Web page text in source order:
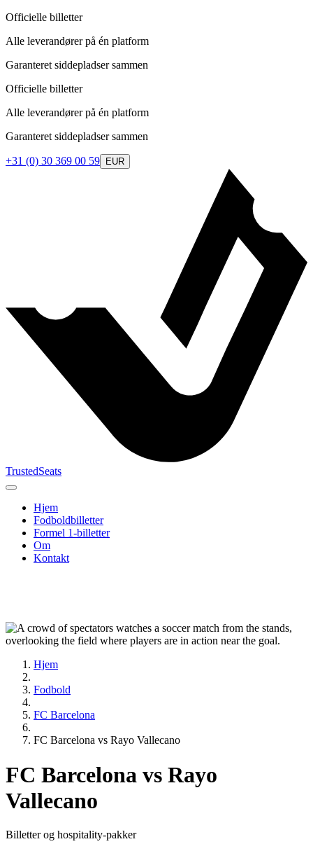
Officielle billetter
Alle leverandører på én platform
Garanteret siddepladser sammen
Officielle billetter
Alle leverandører på én platform
Garanteret siddepladser sammen
+31 (0) 30 369 00 59 EUR
TrustedSeats
Hjem
Fodboldbilletter
Formel 1-billetter
Om
Kontakt
Hjem
Fodbold
FC Barcelona
FC Barcelona vs Rayo Vallecano
FC Barcelona vs Rayo
Vallecano
Billetter og hospitality-pakker